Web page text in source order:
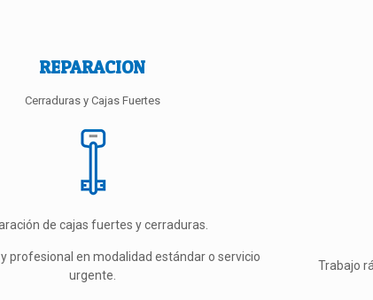
REPARACION
Cerraduras y Cajas Fuertes
de cajas fuertes y cerraduras.
profesional en modalidad estándar o servicio
urgente.
Trabajo